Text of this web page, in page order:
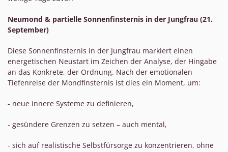
Neumond & partielle Sonnenfinsternis in der Jungfrau (21.
September)
Diese Sonnenfinsternis in der Jungfrau markiert einen
energetischen Neustart im Zeichen der Analyse, der Hingabe
an das Konkrete, der Ordnung. Nach der emotionalen
Tiefenreise der Mondfinsternis ist dies ein Moment, um:
- neue innere Systeme zu definieren,
- gesündere Grenzen zu setzen – auch mental,
- sich auf realistische Selbstfürsorge zu konzentrieren, ohne